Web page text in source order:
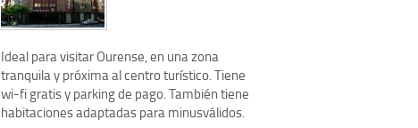
Ideal para visitar Ourense, en una zona
tranquila y próxima al centro turístico. Tiene
wi-fi gratis y parking de pago. También tiene
habitaciones adaptadas para minusválidos.